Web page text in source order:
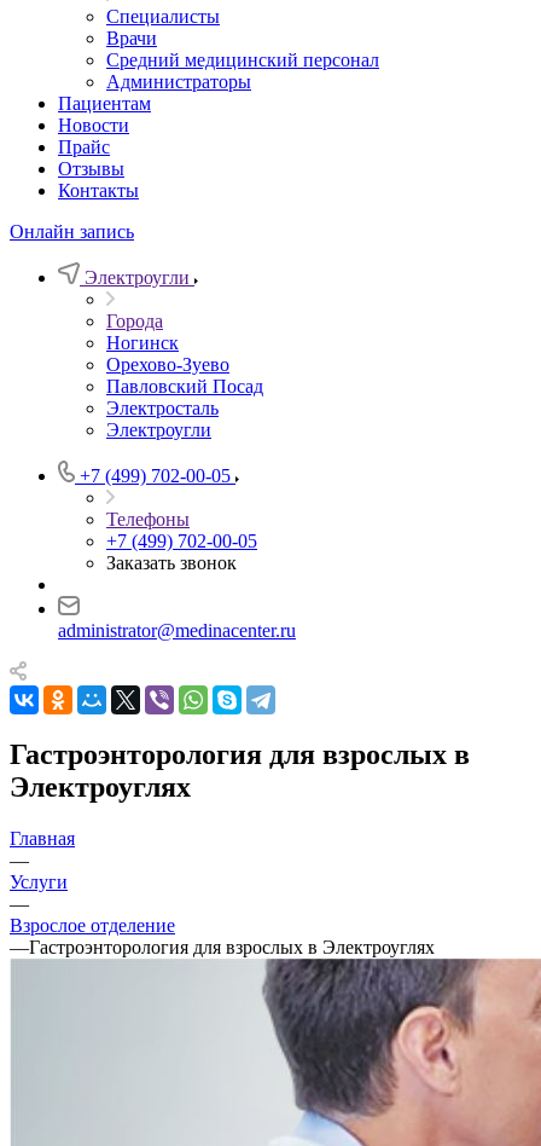
Специалисты
Врачи
Средний медицинский персонал
Администраторы
Пациентам
Новости
Прайс
Отзывы
Контакты
Онлайн запись
Электроугли
Города
Ногинск
Орехово-Зуево
Павловский Посад
Электросталь
Электроугли
+7 (499) 702-00-05
Телефоны
+7 (499) 702-00-05
Заказать звонок
administrator@medinacenter.ru
Гастроэнторология для взрослых в
Электроуглях
Главная
—
Услуги
—
Взрослое отделение
—Гастроэнторология для взрослых в Электроуглях